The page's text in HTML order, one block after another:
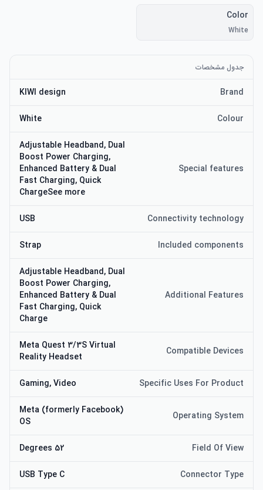
Color
White
جدول مشخصات
Brand
KIWI design
Colour
White
Special features
Adjustable Headband, Dual
Boost Power Charging,
Enhanced Battery & Dual
Fast Charging, Quick
ChargeSee more
Connectivity technology
USB
Included components
Strap
Additional Features
Adjustable Headband, Dual
Boost Power Charging,
Enhanced Battery & Dual
Fast Charging, Quick
Charge
Compatible Devices
Meta Quest 3/3S Virtual
Reality Headset
Specific Uses For Product
Gaming, Video
Operating System
Meta (formerly Facebook)
OS
Field Of View
52 Degrees
Connector Type
USB Type C